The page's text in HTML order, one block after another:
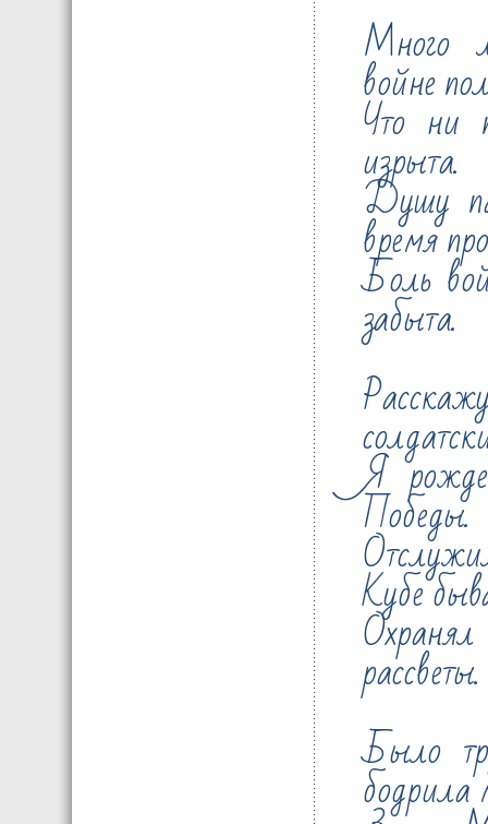
Много
войне
Что ни
изрыта.
Душу
время
Боль
забыта.
Я
Победы.
Кубе
рассветы.
Было
бодрила